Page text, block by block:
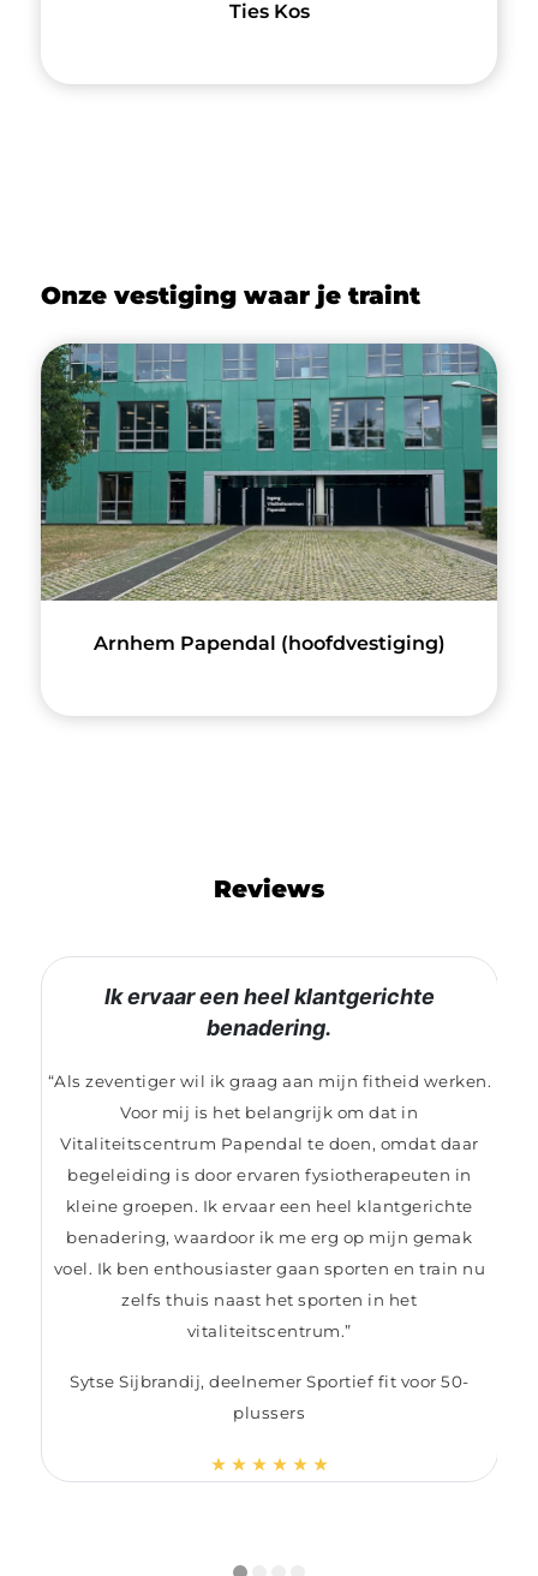
Ties Kos
Onze vestiging waar je traint
Arnhem Papendal (hoofdvestiging)
Reviews
Ik ervaar een heel klantgerichte
benadering.
“Als zeventiger wil ik graag aan mijn fitheid werken.
Voor mij is het belangrijk om dat in
Vitaliteitscentrum Papendal te doen, omdat daar
begeleiding is door ervaren fysiotherapeuten in
kleine groepen. Ik ervaar een heel klantgerichte
benadering, waardoor ik me erg op mijn gemak
voel. Ik ben enthousiaster gaan sporten en train nu
zelfs thuis naast het sporten in het
vitaliteitscentrum.”
Sytse Sijbrandij, deelnemer Sportief fit voor 50-
plussers